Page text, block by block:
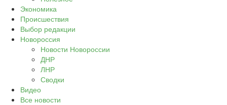
Экономика
Происшествия
Выбор редакции
Новороссия
Новости Новороссии
ДНР
ЛНР
Сводки
Видео
Все новости